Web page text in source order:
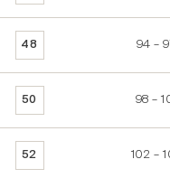
48 94 –
50 98 –
52 102 –